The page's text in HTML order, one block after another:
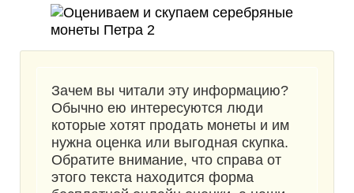
Зачем вы читали эту информацию?
Обычно ею интересуются люди
которые хотят продать монеты и им
нужна оценка или выгодная скупка.
Обратите внимание, что справа от
этого текста находится форма